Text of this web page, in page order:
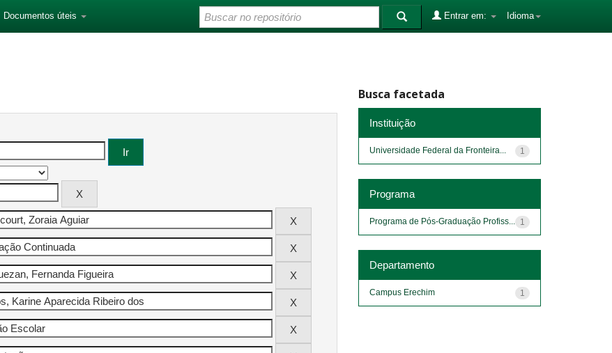
Documentos úteis Idioma
Entrar em:
Busca facetada
Instituição
1
Universidade Federal da Fronteira...
Programa
1
Programa de Pós-Graduação Profiss...
Departamento
1
Campus Erechim